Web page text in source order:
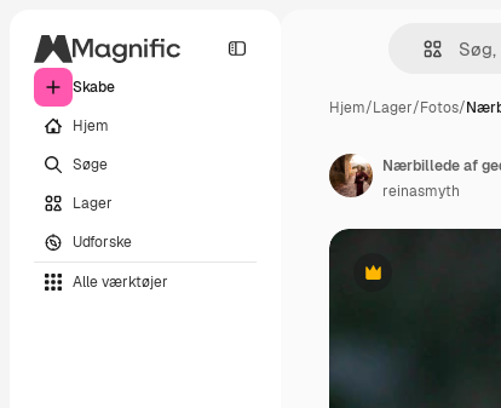
Skabe
Hjem
Søge
Lager
Udforske
Alle værktøjer
Hjem/Lager/Fotos/
Præmie
Nærbillede af
reinasmyth